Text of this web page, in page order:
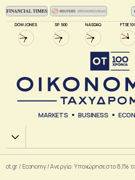
DOW JONES SP 500 NASDAQ FTSE
MARKETS BUSINESS
Χ.Α.
ot.gr/ Economy/Ανεργία: Υποχώρησε στο 8,1%